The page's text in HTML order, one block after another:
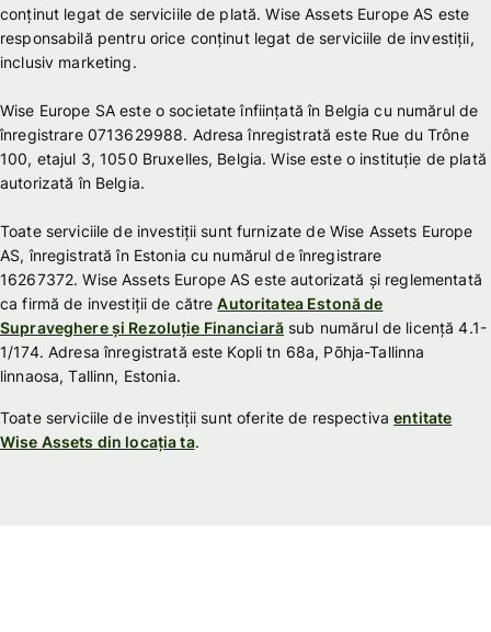
conținut legat de serviciile de plată. Wise Assets Europe AS este
responsabilă pentru orice conținut legat de serviciile de investiții,
inclusiv marketing.
Wise Europe SA este o societate înființată în Belgia cu numărul de
înregistrare 0713629988. Adresa înregistrată este Rue du Trône
100, etajul 3, 1050 Bruxelles, Belgia. Wise este o instituție de plată
autorizată în Belgia.
Toate serviciile de investiții sunt furnizate de Wise Assets Europe
AS, înregistrată în Estonia cu numărul de înregistrare
16267372. Wise Assets Europe AS este autorizată și reglementată
ca firmă de investiții de cătreAutoritatea Estonă de
Supraveghere și Rezoluție Financiară sub numărul de licență 4.1-
1/174. Adresa înregistrată este Kopli tn 68a, Põhja-Tallinna
linnaosa, Tallinn, Estonia.
Toate serviciile de investiții sunt oferite de respectivaentitate
Wise Assets din locația ta.